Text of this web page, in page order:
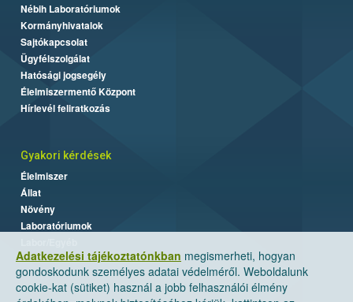
Adatkezelési tájékoztatónkban megismerheti, hogyan
gondoskodunk személyes adatai védelméről. Weboldalunk
cookie-kat (sütiket) használ a jobb felhasználói élmény
Nébih Laboratóriumok
Kormányhivatalok
Sajtókapcsolat
Ügyfélszolgálat
Hatósági jogsegély
Élelmiszermentő Központ
Hírlevél feliratkozás
Gyakori kérdések
Élelmiszer
Állat
Növény
Laboratóriumok